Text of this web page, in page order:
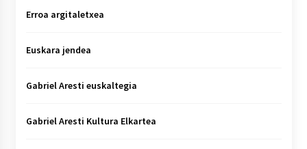
Erroa argitaletxea
Euskara jendea
Gabriel Aresti euskaltegia
Gabriel Aresti Kultura Elkartea